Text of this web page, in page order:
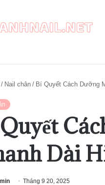
/ Nail chân / Bí Quyết Cách Dưỡng
Dài
Tháng 9 20, 2025